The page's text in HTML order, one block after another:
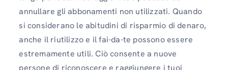
annullare gli abbonamenti non utilizzati. Quando
si considerano le abitudini di risparmio di denaro,
anche il riutilizzo e il fai-da-te possono essere
estremamente utili. Ciò consente a nuove
persone di riconoscere e raggiungere i tuoi